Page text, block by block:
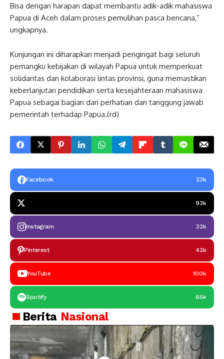
Bisa dengan harapan dapat membantu adik-adik mahasiswa
Papua di Aceh dalam proses pemulihan pasca bencana,”
ungkapnya.
Kunjungan ini diharapkan menjadi pengingat bagi seluruh
pemangku kebijakan di wilayah Papua untuk memperkuat
solidaritas dan kolaborasi lintas provinsi, guna memastikan
keberlanjutan pendidikan serta kesejahteraan mahasiswa
Papua sebagai bagian dari perhatian dan tanggung jawab
pemerintah terhadap Papua.(rd)
Facebook 23k
93k
Instagram 32k
Pinterest 42k
YouTube 100k
Spotify 65k
Berita Nasional